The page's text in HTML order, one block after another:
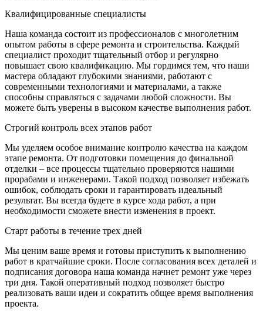
Квалифицированные специалисты
Наша команда состоит из профессионалов с многолетним
опытом работы в сфере ремонта и строительства. Каждый
специалист проходит тщательный отбор и регулярно
повышает свою квалификацию. Мы гордимся тем, что наши
мастера обладают глубокими знаниями, работают с
современными технологиями и материалами, а также
способны справляться с задачами любой сложности. Вы
можете быть уверены в высоком качестве выполнения работ.
Строгий контроль всех этапов работ
Мы уделяем особое внимание контролю качества на каждом
этапе ремонта. От подготовки помещения до финальной
отделки – все процессы тщательно проверяются нашими
прорабами и инженерами. Такой подход позволяет избежать
ошибок, соблюдать сроки и гарантировать идеальный
результат. Вы всегда будете в курсе хода работ, а при
необходимости сможете внести изменения в проект.
Старт работы в течение трех дней
Мы ценим ваше время и готовы приступить к выполнению
работ в кратчайшие сроки. После согласования всех деталей и
подписания договора наша команда начнет ремонт уже через
три дня. Такой оперативный подход позволяет быстро
реализовать ваши идеи и сократить общее время выполнения
проекта.